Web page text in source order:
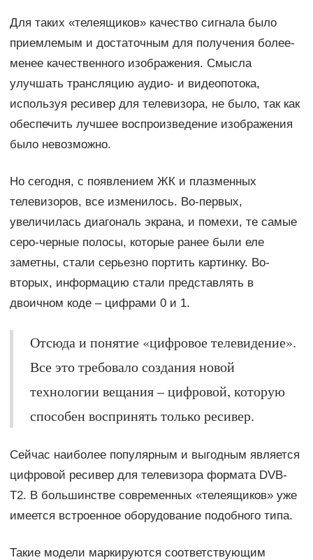
Для таких «телеящиков» качество сигнала было
приемлемым и достаточным для получения более-
менее качественного изображения. Смысла
улучшать трансляцию аудио- и видеопотока,
используя ресивер для телевизора, не было, так как
обеспечить лучшее воспроизведение изображения
было невозможно.
Но сегодня, с появлением ЖК и плазменных
телевизоров, все изменилось. Во-первых,
увеличилась диагональ экрана, и помехи, те самые
серо-черные полосы, которые ранее были еле
заметны, стали серьезно портить картинку. Во-
вторых, информацию стали представлять в
двоичном коде – цифрами 0 и 1.
Отсюда и понятие «цифровое телевидение».
Все это требовало создания новой
технологии вещания – цифровой, которую
способен воспринять только ресивер.
Сейчас наиболее популярным и выгодным является
цифровой ресивер для телевизора формата DVB-
Т2. В большинстве современных «телеящиков» уже
имеется встроенное оборудование подобного типа.
Такие модели маркируются соответствующим